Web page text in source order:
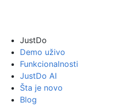
JustDo
Demo uživo
Funkcionalnosti
JustDo AI
Šta je novo
Blog